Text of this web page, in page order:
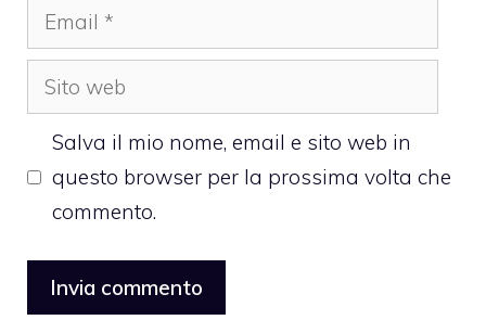
Email
Sito
web
Salva il mio nome, email e sito web in
questo browser per la prossima volta che
commento.